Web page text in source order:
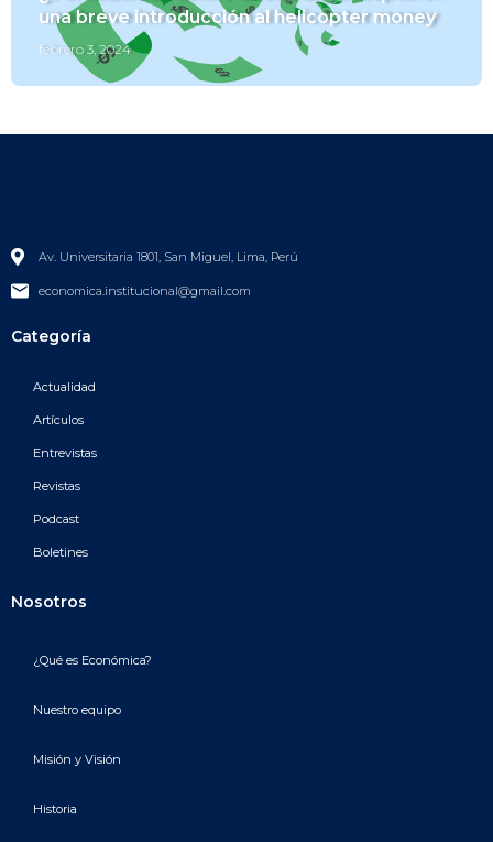
una breve introducción al helicopter money
febrero 3, 2024
Av. Universitaria 1801, San Miguel, Lima, Perú
economica.institucional@gmail.com
Categoría
Actualidad
Artículos
Entrevistas
Revistas
Podcast
Boletines
Nosotros
¿Qué es Económica?
Nuestro equipo
Misión y Visión
Historia